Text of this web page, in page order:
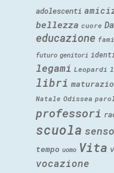
adolescenti
bellezza cuore
educazione
futuro genitori
legami Leopardi
libri
Natale Odissea
professori
scuola senso
tempo uomo Vita
vocazione